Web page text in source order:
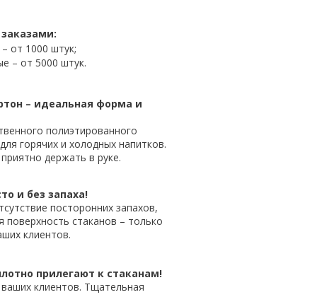
от 1000 штук;
– от 5000 штук.
– идеальная форма и
полиэтированного
горячих и холодных напитков.
держать в руке.
и без запаха!
посторонних запахов,
поверхность стаканов – только
клиентов.
прилегают к стаканам!
клиентов. Тщательная